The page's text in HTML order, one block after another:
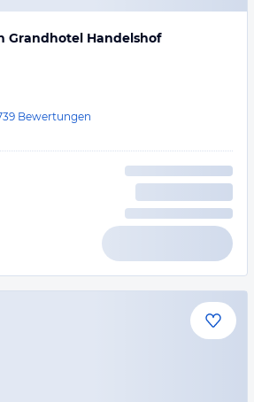
Grandhotel Handelshof
Bewertungen